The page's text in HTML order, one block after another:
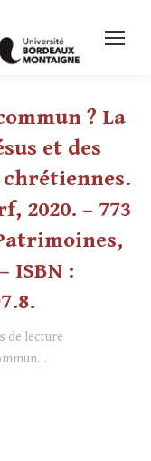
? La
et des
2020. – 773
ISBN :
de lecture